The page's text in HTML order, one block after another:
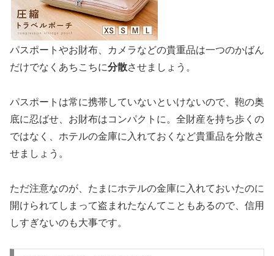
パスポートやお財布、カメラなどの貴重品は一つのかばん
だけでなくあちこちに分散させましょう。
パスポートは常に携帯していないといけないので、鞄の奥
底に忍ばせ、お財布はコンパクトに。全財産を持ち歩くの
ではなく、ホテルの金庫に入れておくなど貴重品を分散さ
せましょう。
ただ注意なのが、たまにホテルの金庫に入れておいたのに
開けられてしまって盗まれたなんてこともあるので、信用
しすぎないのも大事です。